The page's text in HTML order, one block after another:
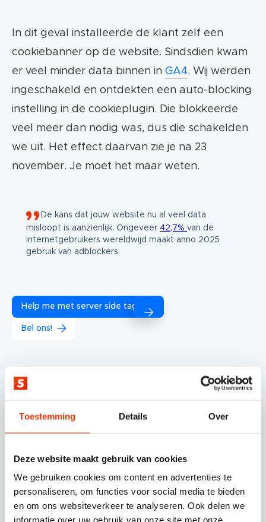
Toestemming Details Over
Deze website maakt gebruik van cookies
We gebruiken cookies om content en advertenties te
personaliseren, om functies voor social media te bieden
en om ons websiteverkeer te analyseren. Ook delen we
informatie over uw gebruik van onze site met onze
In dit geval installeerde de klant zelf een
cookiebanner op de website. Sindsdien kwam
er veel minder data binnen in GA4. Wij werden
ingeschakeld en ontdekten een auto-blocking
instelling in de cookieplugin. Die blokkeerde
veel meer dan nodig was, dus die schakelden
we uit. Het effect daarvan zie je na 23
november. Je moet het maar weten.
De kans dat jouw website nu al veel data
misloopt is aanzienlijk. Ongeveer 42,7% van de
internetgebruikers wereldwijd maakt anno 2025
gebruik van adblockers.
Help me met server side tagging
Bel ons!
Een wereld zonder cookies?
branches dus al veel webdata. Dat gaat nog
third-party cookies automatisch geblokkeerd
zullen worden voor Chrome gebruikers,als
onderdeel van hun “Privacy Sandbox” project.
Google zal
third-party cookies blokkeren